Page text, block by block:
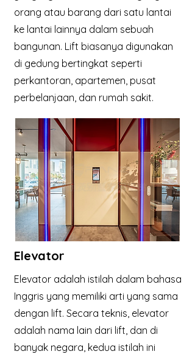
orang atau barang dari satu lantai
ke lantai lainnya dalam sebuah
bangunan. Lift biasanya digunakan
di gedung bertingkat seperti
perkantoran, apartemen, pusat
perbelanjaan, dan rumah sakit.
Elevator
Elevator adalah istilah dalam bahasa
Inggris yang memiliki arti yang sama
dengan lift. Secara teknis, elevator
adalah nama lain dari lift, dan di
banyak negara, kedua istilah ini